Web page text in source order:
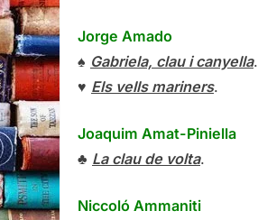
Jorge Amado
♠ Gabriela, clau i canyella.
♥ Els vells mariners.
Joaquim Amat-Piniella
♣ La clau de volta.
Niccoló Ammaniti